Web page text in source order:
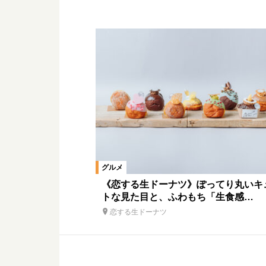
グルメ
《恋する生ドーナツ》ぽってり丸いキ
トな見た目と、ふわもち「生食感…
恋する生ドーナツ